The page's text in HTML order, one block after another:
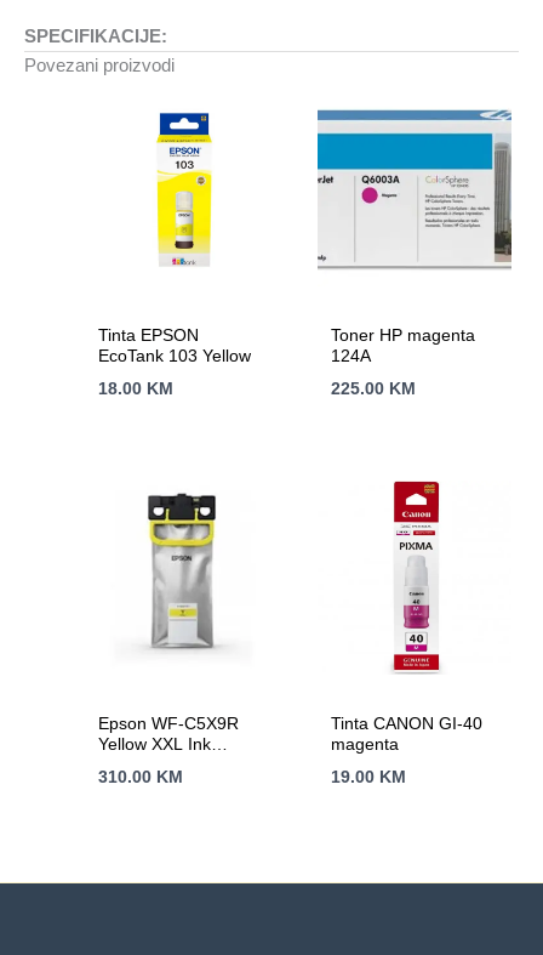
SPECIFIKACIJE:
Povezani proizvodi
Tinta EPSON
EcoTank 103 Yellow
18.00 KM
Toner HP magenta
124A
225.00 KM
Epson WF-C5X9R
Yellow XXL Ink
310.00 KM
Tinta CANON GI-40
magenta
19.00 KM